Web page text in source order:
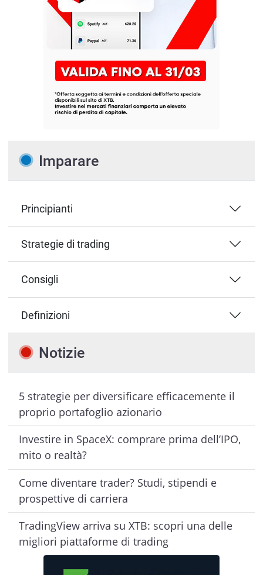
Imparare
Principianti
Strategie di trading
Consigli
Definizioni
Notizie
5 strategie per diversificare efficacemente il
proprio portafoglio azionario
Investire in SpaceX: comprare prima dell’IPO,
mito o realtà?
Come diventare trader? Studi, stipendi e
prospettive di carriera
TradingView arriva su XTB: scopri una delle
migliori piattaforme di trading